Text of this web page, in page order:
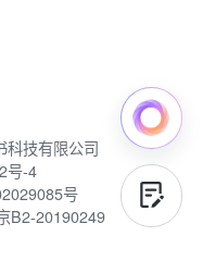
技有限公司
号-4
号
B2-20190249